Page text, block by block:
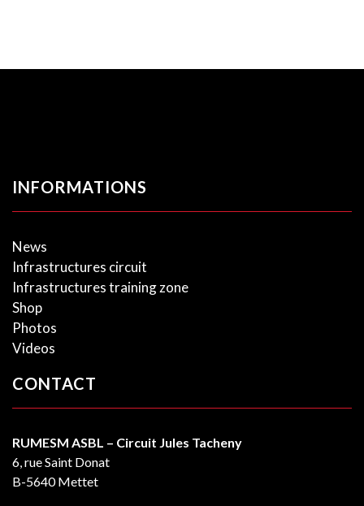
INFORMATIONS
News
Infrastructures circuit
Infrastructures training zone
Shop
Photos
Videos
CONTACT
RUMESM ASBL – Circuit Jules Tacheny
6, rue Saint Donat
B-5640 Mettet